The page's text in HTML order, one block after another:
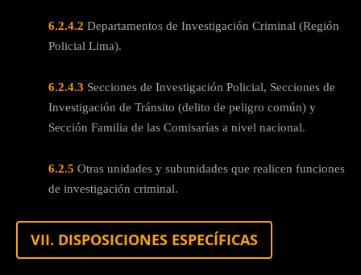
6.2.4.2 Departamentos de Investigación Criminal (Región
Policial Lima).
6.2.4.3 Secciones de Investigación Policial, Secciones de
Investigación de Tránsito (delito de peligro común) y
Sección Familia de las Comisarías a nivel nacional.
6.2.5 Otras unidades y subunidades que realicen funciones
de investigación criminal.
VII. DISPOSICIONES ESPECÍFICAS